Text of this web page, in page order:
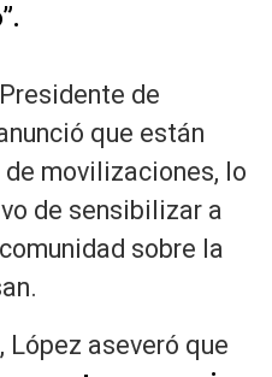
de
que están
movilizaciones, lo
de sensibilizar a
sobre la
López aseveró que